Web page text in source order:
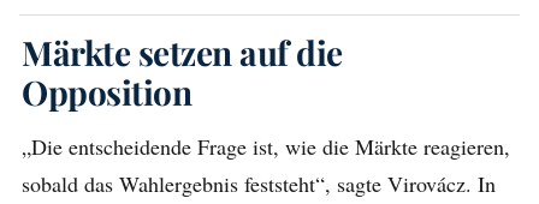
Märkte setzen auf die
Opposition
„Die entscheidende Frage ist, wie die Märkte reagieren,
sobald das Wahlergebnis feststeht“, sagte Virovácz. In